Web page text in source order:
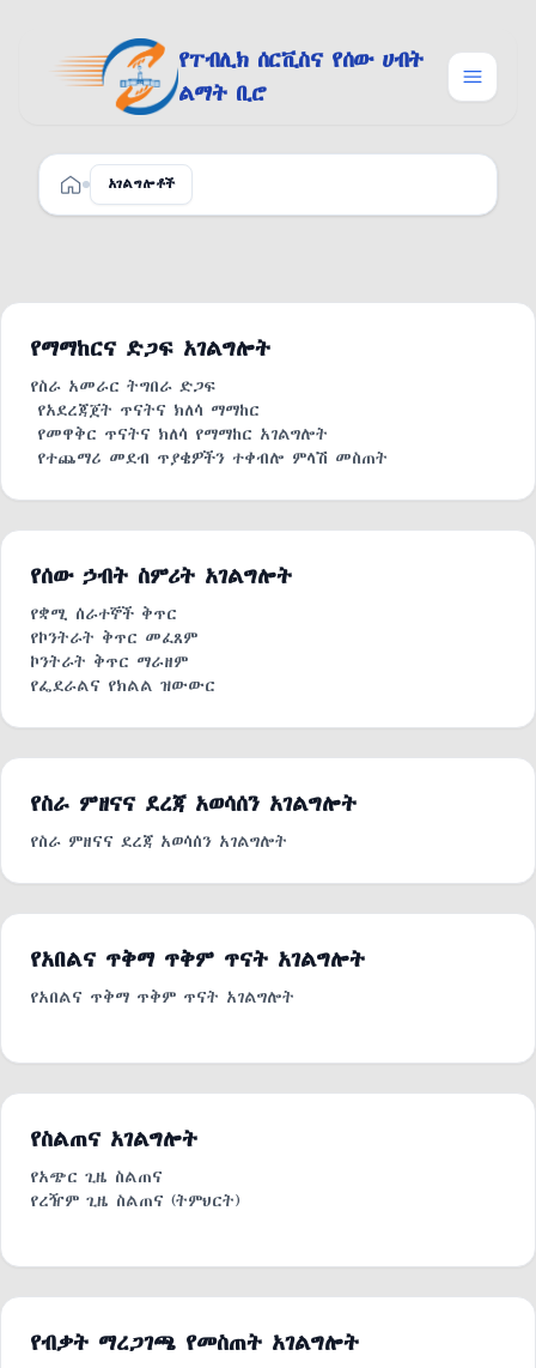
የፐብሊክ ሰርቪስና የሰው ሀብት
ልማት ቢሮ
ዋና ገፅ አገልግሎቶች
የማማከርና ድጋፍ አገልግሎት
የስራ አመራር ትግበራ ድጋፍ
የአደረጃጀት ጥናትና ክለሳ ማማከር
የመዋቅር ጥናትና ክለሳ የማማከር አገልግሎት
የተጨማሪ መደብ ጥያቄዎችን ተቀብሎ ምላሽ መስጠት
ተሞክሮ የመለየት፣ የመቀመርና የማስፋት ድጋፍ
የስንዳርዳይዜሽን ትግበራ ድጋፍ
የሰው ኃብት ስምሪት አገልግሎት
የቋሚ ሰራተኞች ቅጥር
የኮንትራት ቅጥር መፈጸም
ኮንትራት ቅጥር ማራዘም
የፌደራልና የክልል ዝውውር
የስራ ውል ማራዘም/ ጡረታ ማራዘም
ስንብት መስጠት
የስራ ምዘናና ደረጃ አወሳሰን አገልግሎት
የስራ ምዘናና ደረጃ አወሳሰን አገልግሎት
የአበልና ጥቅማ ጥቅም ጥናት አገልግሎት
የአበልና ጥቅማ ጥቅም ጥናት አገልግሎት
የስልጠና አገልግሎት
የአጭር ጊዜ ስልጠና
የረዥም ጊዜ ስልጠና (ትምህርት)
የብቃት ማረጋገጫ የመስጠት አገልግሎት